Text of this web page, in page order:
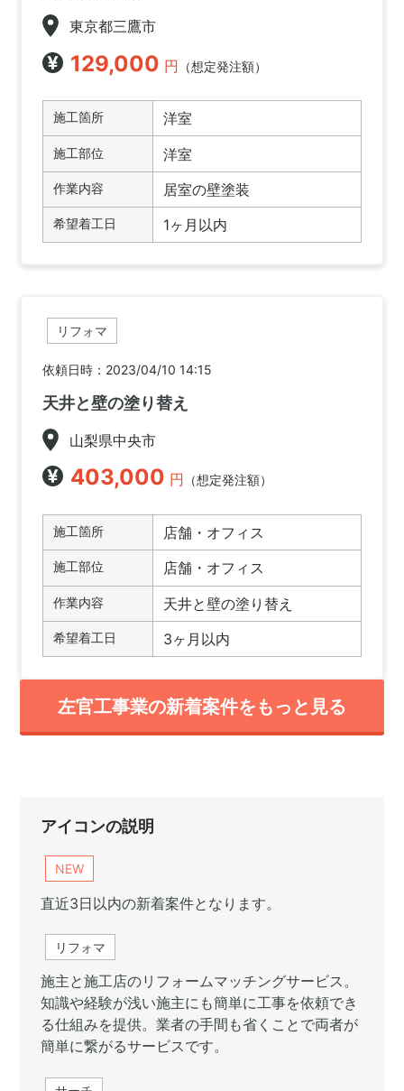
東京都三鷹市
129,000 円 （想定発注額）
施工箇所 洋室
施工部位 洋室
作業内容 居室の壁塗装
希望着工日 1ヶ月以内
リフォマ
依頼日時：2023/04/10 14:15
天井と壁の塗り替え
山梨県中央市
403,000 円 （想定発注額）
施工箇所 店舗・オフィス
施工部位 店舗・オフィス
作業内容 天井と壁の塗り替え
希望着工日 3ヶ月以内
左官工事業の新着案件をもっと見る
アイコンの説明
NEW
直近3日以内の新着案件となります。
リフォマ
施主と施工店のリフォームマッチングサービス。
知識や経験が浅い施主にも簡単に工事を依頼でき
る仕組みを提供。業者の手間も省くことで両者が
簡単に繋がるサービスです。